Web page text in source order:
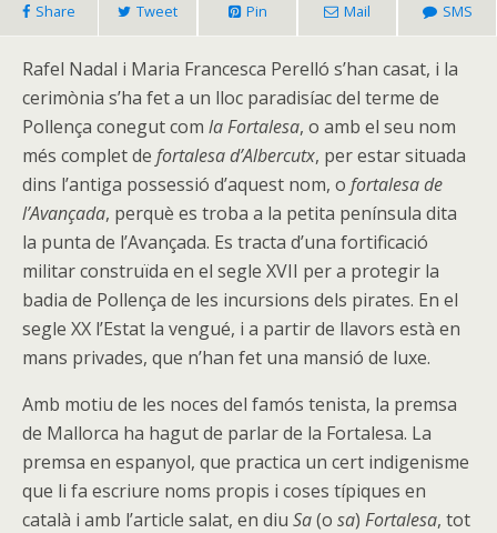
Share Tweet Pin Mail SMS
Rafel Nadal i Maria Francesca Perelló s’han casat, i la
cerimònia s’ha fet a un lloc paradisíac del terme de
Pollença conegut com la Fortalesa, o amb el seu nom
més complet de fortalesa d’Albercutx, per estar situada
dins l’antiga possessió d’aquest nom, o fortalesa de
l’Avançada, perquè es troba a la petita península dita
la punta de l’Avançada. Es tracta d’una fortificació
militar construïda en el segle XVII per a protegir la
badia de Pollença de les incursions dels pirates. En el
segle XX l’Estat la vengué, i a partir de llavors està en
mans privades, que n’han fet una mansió de luxe.
Amb motiu de les noces del famós tenista, la premsa
de Mallorca ha hagut de parlar de la Fortalesa. La
premsa en espanyol, que practica un cert indigenisme
que li fa escriure noms propis i coses típiques en
català i amb l’article salat, en diu Sa(o sa) Fortalesa, tot